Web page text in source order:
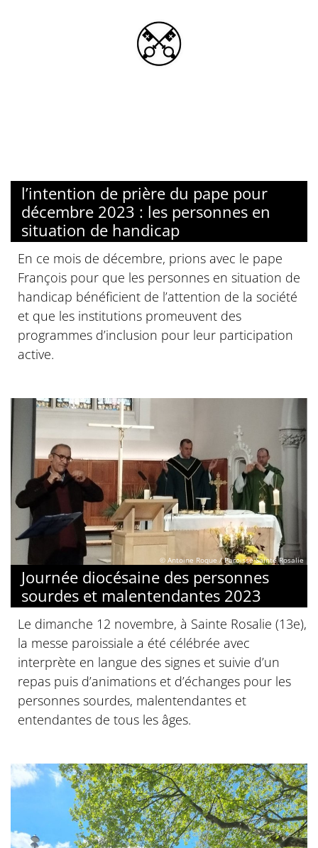
l’intention de prière du pape pour
décembre 2023 : les personnes en
situation de handicap
En ce mois de décembre, prions avec le pape
François pour que les personnes en situation de
handicap bénéficient de l’attention de la société
et que les institutions promeuvent des
programmes d’inclusion pour leur participation
active.
© Antoine Roque / Paroisse Sainte Rosalie
Journée diocésaine des personnes
sourdes et malentendantes 2023
Le dimanche 12 novembre, à Sainte Rosalie (13e),
la messe paroissiale a été célébrée avec
interprète en langue des signes et suivie d’un
repas puis d’animations et d’échanges pour les
personnes sourdes, malentendantes et
entendantes de tous les âges.